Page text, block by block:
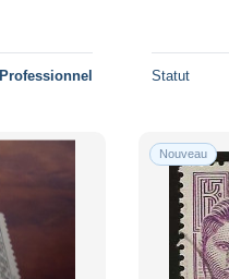
Professionnel Statut
Nouveau